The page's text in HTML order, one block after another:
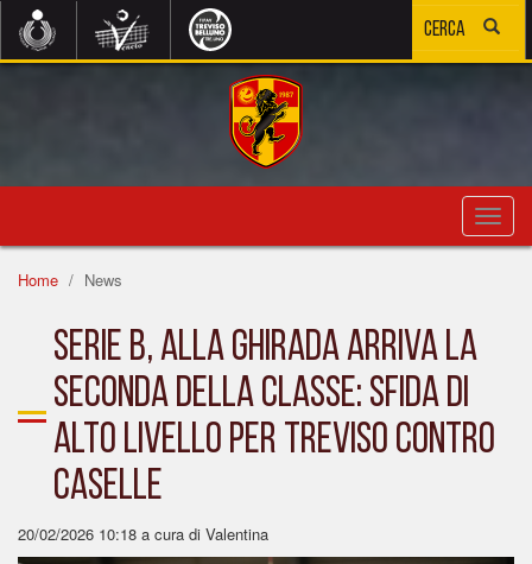
Home
News
SERIE B, ALLA GHIRADA ARRIVA LA
SECONDA DELLA CLASSE: SFIDA DI
ALTO LIVELLO PER TREVISO CONTRO
CASELLE
20/02/2026 10:18 a cura di Valentina